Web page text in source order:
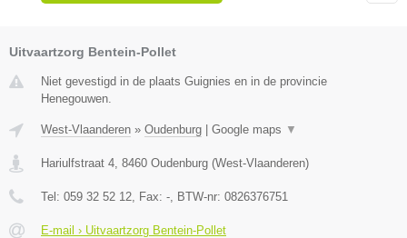
Uitvaartzorg Bentein-Pollet
Niet gevestigd in de plaats Guignies en in de provincie
Henegouwen.
West-Vlaanderen » Oudenburg | Google maps ▼
Hariulfstraat 4 8460 Oudenburg (West-Vlaanderen)
Tel: 059 32 52 12 , Fax: - , BTW-nr: 0826376751
E-mail › Uitvaartzorg Bentein-Pollet